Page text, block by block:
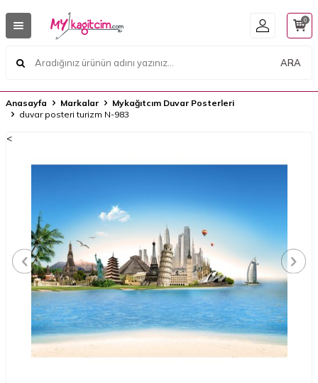
ARA
0
Anasayfa Markalar
Mykağıtcım Duvar Posterleri
duvar posteri turizm N-983
<